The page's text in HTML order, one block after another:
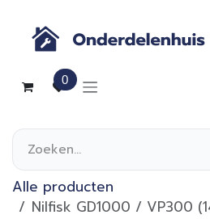
0
Alle producten
Nilfisk GD1000 / VP300